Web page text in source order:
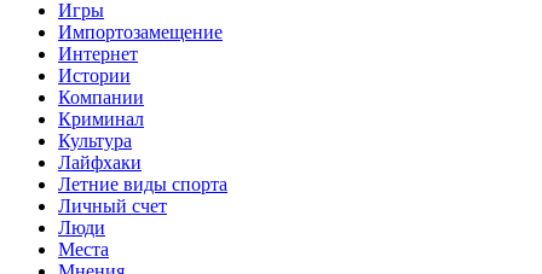
Игры
Импортозамещение
Интернет
Истории
Компании
Криминал
Культура
Лайфхаки
Летние виды спорта
Личный счет
Люди
Места